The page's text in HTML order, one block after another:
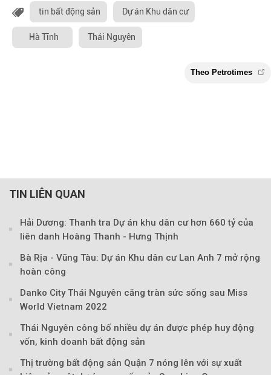
tin bất động sản Dự án Khu dân cư
Hà Tĩnh Thái Nguyên
TIN LIÊN QUAN
Hải Dương: Thanh tra Dự án khu dân cư hơn 660 tỷ của
liên danh Hoàng Thanh - Hưng Thịnh
Bà Rịa - Vũng Tàu: Dự án Khu dân cư Lan Anh 7 mở rộng
hoàn công
Danko City Thái Nguyên căng tràn sức sống sau Miss
World Vietnam 2022
Thái Nguyên công bố nhiều dự án được phép huy động
vốn, kinh doanh bất động sản
Thị trường bất động sản Quận 7 nóng lên với sự xuất